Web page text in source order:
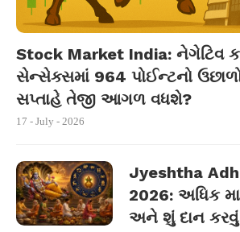
Stock Market India: નેગેટિવ
સેન્સેક્સમાં 964 પોઈન્ટનો
સપ્તાહે તેજી આગળ વધશે?
17 - July - 2026
Jyeshtha
2026: અધિક
અને શું દાન